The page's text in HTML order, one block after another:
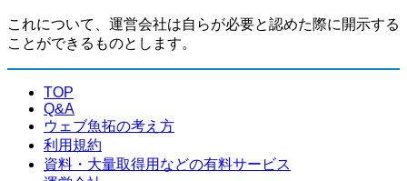
これについて、運営会社は自らが必要と認めた際に開示する
ことができるものとします。
TOP
Q&A
ウェブ魚拓の考え方
利用規約
資料・大量取得用などの有料サービス